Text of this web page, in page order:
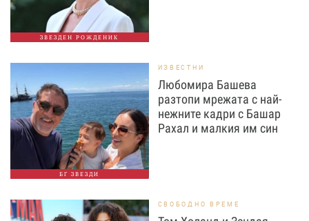
ЗВЕЗДЕН РОЖДЕНИК
БГ ЗВЕЗДИ
ИЗВЕСТНИ
Любомира Башева
разтопи мрежата с най-
нежните кадри с Башар
Рахал и малкия им син
СВОБОДНО ВРЕМЕ